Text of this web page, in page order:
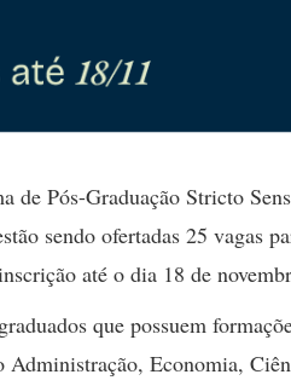
de Pós-Graduação Stricto
sendo ofertadas 25 vagas
até o dia 18 de
que possuem
Administração, Economia,